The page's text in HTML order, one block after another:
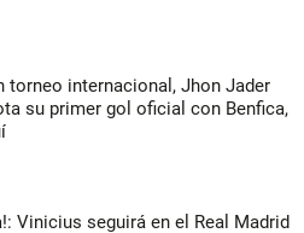
torneo internacional, Jhon Jader
su primer gol oficial con Benfica,
Vinicius seguirá en el Real Madrid